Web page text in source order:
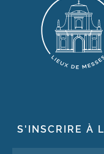
S'INSCRIRE À